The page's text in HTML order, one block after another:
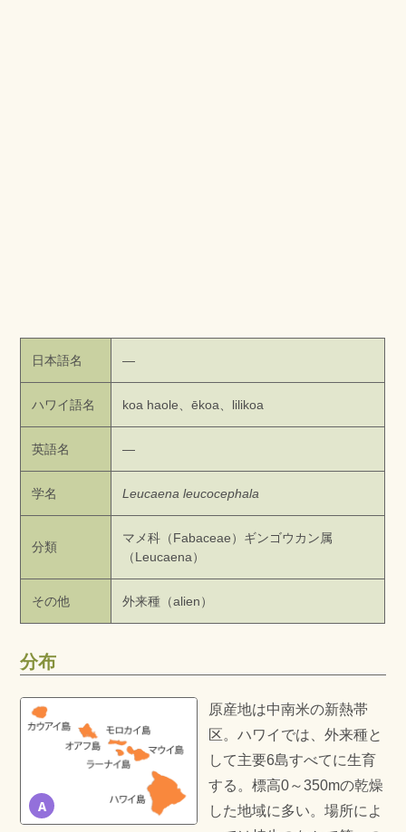
日本語名 —
ハワイ語名 koa haole、ēkoa、lilikoa
英語名 —
学名 Leucaena leucocephala
分類
マメ科（Fabaceae）ギンゴウカン属
（Leucaena）
その他 外来種（alien）
分布
A
原産地は中南米の新熱帯
区。ハワイでは、外来種と
して主要6島すべてに生育
する。標高0～350mの乾燥
した地域に多い。場所によ